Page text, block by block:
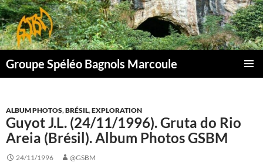
Aller
au
contenu
Groupe Spéléo Bagnols Marcoule
ALBUM PHOTOS,BRÉSIL,EXPLORATION
Guyot J.L. (24/11/1996). Gruta do Rio
Areia (Brésil). Album Photos GSBM
24/11/1996 @GSBM